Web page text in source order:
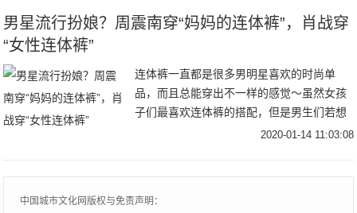
男星流行扮娘？周震南穿“妈妈的连体裤”，肖战穿
“女性连体裤”
连体裤一直都是很多男明星喜欢的时尚单
品，而且总能穿出不一样的感觉～虽然女孩
子们最喜欢连体裤的搭配，但是男生们若想
成为时尚的弄潮儿，连体裤必不可少哦～如
2020-01-14 11:03:08
中国城市文化网版权与免责声明：